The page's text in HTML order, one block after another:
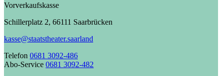
Vorverkaufskasse
Schillerplatz 2, 66111 Saarbrücken
kasse@staatstheater.saarland
Telefon 0681 3092-486
Abo-Service 0681 3092-482